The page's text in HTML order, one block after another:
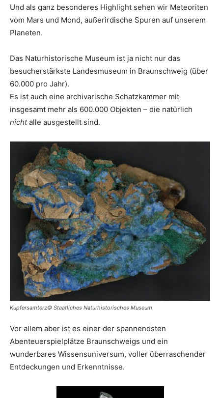
Und als ganz besonderes Highlight sehen wir Meteoriten
vom Mars und Mond, außerirdische Spuren auf unserem
Planeten.
Das Naturhistorische Museum ist ja nicht nur das
besucherstärkste Landesmuseum in Braunschweig (über
60.000 pro Jahr).
Es ist auch eine archivarische Schatzkammer mit
insgesamt mehr als 600.000 Objekten – die natürlich
nichtalle ausgestellt sind.
Kupfersamterz© Staatliches Naturhistorisches Museum
Vor allem aber ist es einer der spannendsten
Abenteuerspielplätze Braunschweigs und ein
wunderbares Wissensuniversum, voller überraschender
Entdeckungen und Erkenntnisse.